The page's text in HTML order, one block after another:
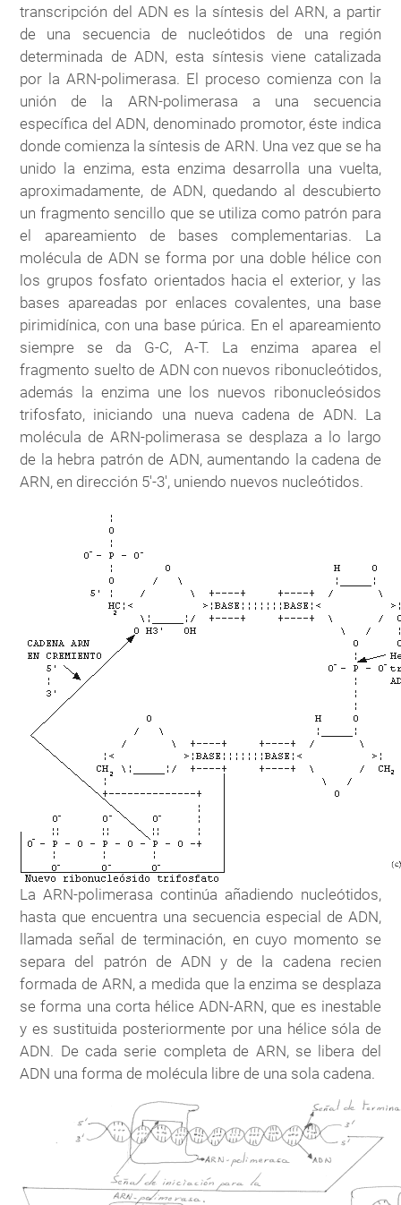
transcripción del ADN es la síntesis del ARN, a partir
de una secuencia de nucleótidos de una región
determinada de ADN, esta síntesis viene catalizada
por la ARN-polimerasa. El proceso comienza con la
unión de la ARN-polimerasa a una secuencia
específica del ADN, denominado promotor, éste indica
donde comienza la síntesis de ARN. Una vez que se ha
unido la enzima, esta enzima desarrolla una vuelta,
aproximadamente, de ADN, quedando al descubierto
un fragmento sencillo que se utiliza como patrón para
el apareamiento de bases complementarias. La
molécula de ADN se forma por una doble hélice con
los grupos fosfato orientados hacia el exterior, y las
bases apareadas por enlaces covalentes, una base
pirimidínica, con una base púrica. En el apareamiento
siempre se da G-C, A-T. La enzima aparea el
fragmento suelto de ADN con nuevos ribonucleótidos,
además la enzima une los nuevos ribonucleósidos
trifosfato, iniciando una nueva cadena de ADN. La
molécula de ARN-polimerasa se desplaza a lo largo
de la hebra patrón de ADN, aumentando la cadena de
ARN, en dirección 5'-3', uniendo nuevos nucleótidos.
La ARN-polimerasa continúa añadiendo nucleótidos,
hasta que encuentra una secuencia especial de ADN,
llamada señal de terminación, en cuyo momento se
separa del patrón de ADN y de la cadena recien
formada de ARN, a medida que la enzima se desplaza
se forma una corta hélice ADN-ARN, que es inestable
y es sustituida posteriormente por una hélice sóla de
ADN. De cada serie completa de ARN, se libera del
ADN una forma de molécula libre de una sola cadena.